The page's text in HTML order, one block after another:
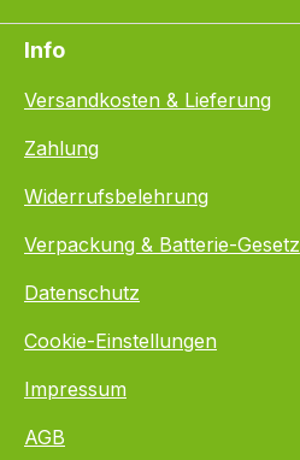
Info
Versandkosten & Lieferung
Zahlung
Widerrufsbelehrung
Verpackung & Batterie-Gesetz
Datenschutz
Cookie-Einstellungen
Impressum
AGB